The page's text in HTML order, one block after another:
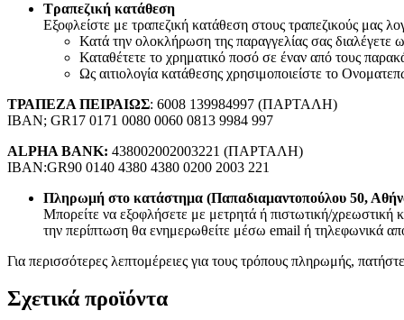
Φωτογραφικά
Ηχοσυστήματα Αυτοκινήτου
Τηλεφωνία
Σταθερή Τηλεφωνία
Ασύρματες Συσκευές
Ακουστικά σταθερής τηλεφωνίας
Αντάπτορες
Splitters – Φίλτρα
Πρίζες Τηλεφώνου
Κινητή Τηλεφωνία
Κινητά Τηλέφωνα
Smartphones
Αξεσουάρ Κινητών Original
Καλώδια Φόρτισης Κινητών
Bluetooth Ακουστικά
Τραπεζική κατάθεση
Εξοφλείστε με τραπεζική κατάθεση στους τραπεζικούς μας
Κατά την ολοκλήρωση της παραγγελίας σας
Καταθέτετε το χρηματικό ποσό σε έναν από τους
Ως αιτιολογία κατάθεσης χρησιμοποιείστε το
ΤΡΑΠΕΖΑ ΠΕΙΡΑΙΩΣ: 6008 139984997 (ΠΑΡΤΑΛΗ)
IBAN; GR17 0171 0080 0060 0813 9984 997
ALPHA BANK: 438002002003221 (ΠΑΡΤΑΛΗ)
IBAN:GR90 0140 4380 4380 0200 2003 221
Πληρωμή στο κατάστημα (Παπαδιαμαντοπούλου 50,
Μπορείτε να εξοφλήσετε με μετρητά ή πιστωτική/
την περίπτωση θα ενημερωθείτε μέσω email ή τηλεφωνικά
Για περισσότερες λεπτομέρειες για τους τρόπους πληρωμής, πατήστε
Σχετικά προϊόντα